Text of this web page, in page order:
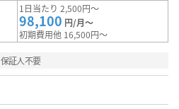
1日当たり 2,500円～
98,100 円/月～
初期費用他 16,500円～
保証人不要